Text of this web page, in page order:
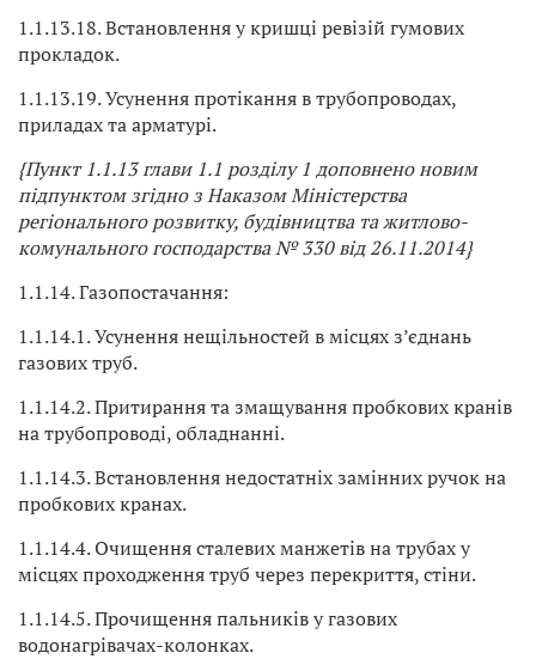
1.1.13.18. Встановлення у кришці ревізій гумових
прокладок.
1.1.13.19. Усунення протікання в трубопроводах,
приладах та арматурі.
{Пункт 1.1.13 глави 1.1 розділу 1 доповнено новим
підпунктом згідно з Наказом Міністерства
регіонального розвитку, будівництва та житлово-
комунального господарства № 330 від 26.11.2014}
1.1.14. Газопостачання:
1.1.14.1. Усунення нещільностей в місцях з’єднань
газових труб.
1.1.14.2. Притирання та змащування пробкових кранів
на трубопроводі, обладнанні.
1.1.14.3. Встановлення недостатніх замінних ручок на
пробкових кранах.
1.1.14.4. Очищення сталевих манжетів на трубах у
місцях проходження труб через перекриття, стіни.
1.1.14.5. Прочищення пальників у газових
водонагрівачах-колонках.